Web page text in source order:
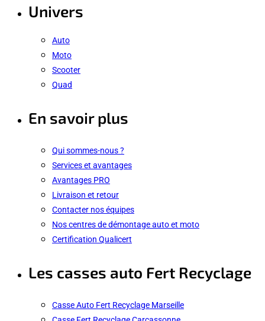
Univers
Auto
Moto
Scooter
Quad
En savoir plus
Qui sommes-nous ?
Services et avantages
Avantages PRO
Livraison et retour
Contacter nos équipes
Nos centres de démontage auto et moto
Certification Qualicert
Les casses auto Fert Recyclage
Casse Auto Fert Recyclage Marseille